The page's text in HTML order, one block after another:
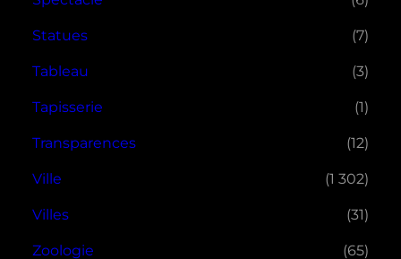
Statues (7)
Tableau (3)
Tapisserie (1)
Transparences (12)
Ville (1 302)
Villes (31)
Zoologie (65)